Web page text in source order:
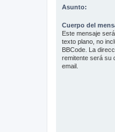
Asunto:
Cuerpo del
Este mensaje
texto plano, no
BBCode. La
remitente será su
email.